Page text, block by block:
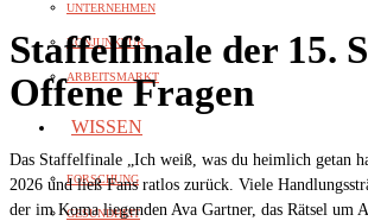
UNTERNEHMEN
KONJUNKTUR
ARBEITSMARKT
WISSEN
FORSCHUNG
GESUNDHEIT
Staffelfinale der 15.
Offene Fragen
Das Staffelfinale „Ich weiß, was du heimlich getan
2026 und ließ Fans ratlos zurück. Viele
der im Koma liegenden Ava Gartner, das Rätsel um